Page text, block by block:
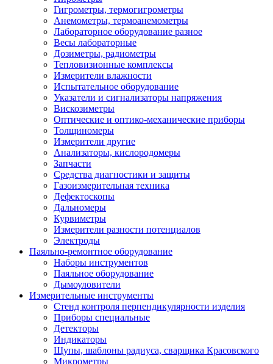
Гигрометры, термогигрометры
Анемометры, термоанемометры
Лабораторное оборудование разное
Весы лабораторные
Дозиметры, радиометры
Тепловизионные комплексы
Измерители влажности
Испытательное оборудование
Указатели и сигнализаторы напряжения
Вискозиметры
Оптические и оптико-механические приборы
Толщиномеры
Измерители другие
Анализаторы, кислородомеры
Запчасти
Средства диагностики и защиты
Газоизмерительная техника
Дефектоскопы
Дальномеры
Курвиметры
Измерители разности потенциалов
Электроды
Паяльно-ремонтное оборудование
Наборы инструментов
Паяльное оборудование
Дымоуловители
Измерительные инструменты
Стенд контроля перпендикулярности изделия
Приборы специальные
Детекторы
Индикаторы
Щупы, шаблоны радиуса, сварщика Красовского
Микрометры